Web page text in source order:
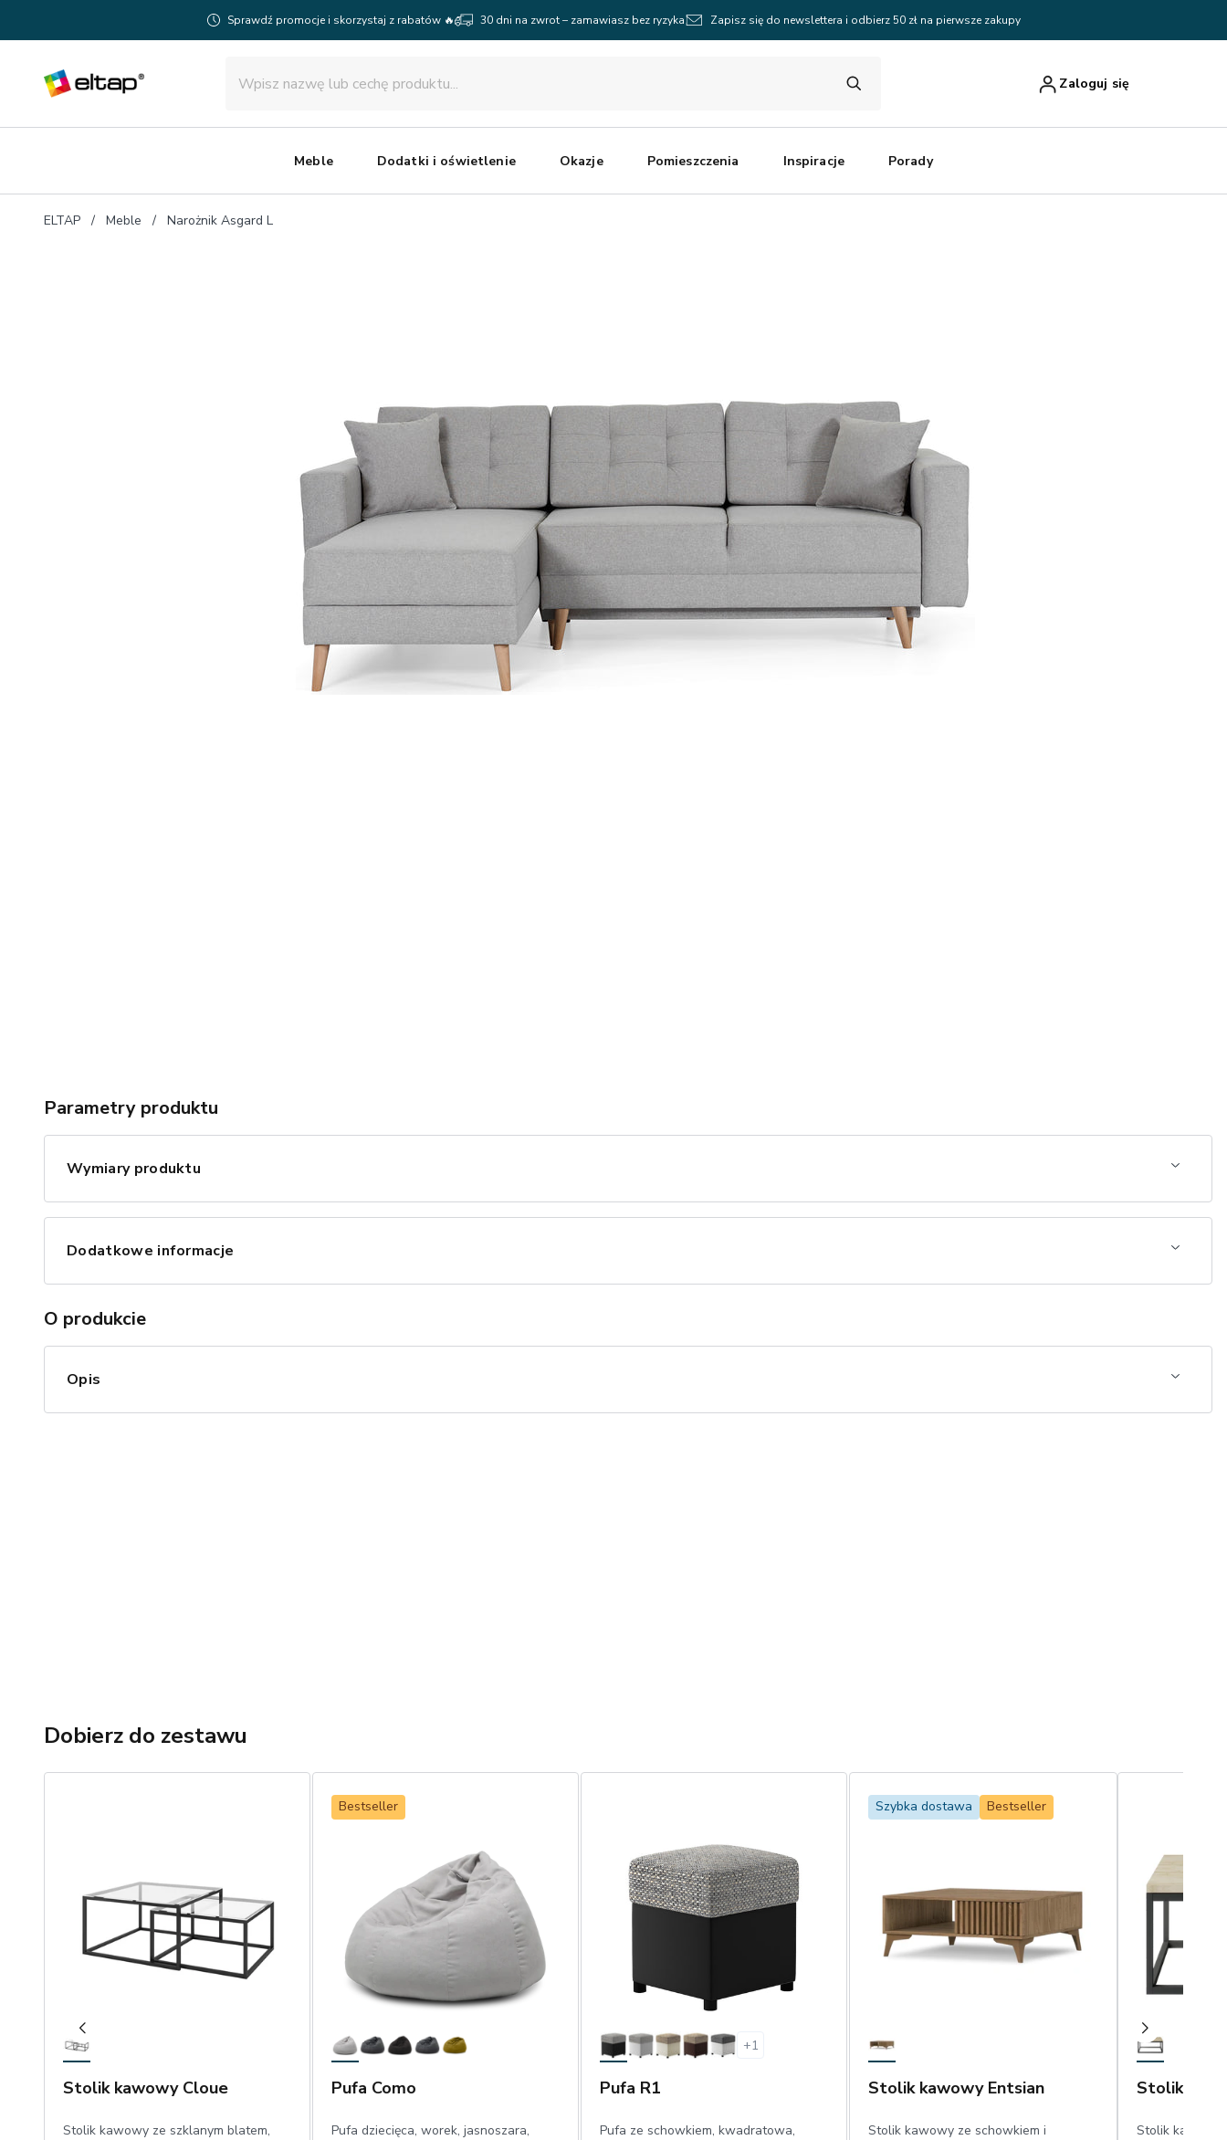
Sprawdź promocje i skorzystaj z rabatów 🔥 30 dni na zwrot – zamawiasz bez ryzyka Zapisz się do newslettera i odbierz 50 zł na pierwsze zakupy
Zaloguj się
Meble Dodatki i oświetlenie Okazje Pomieszczenia Inspiracje Porady
ELTAP Meble Narożnik Asgard L
Parametry produktu
Wymiary produktu
Dodatkowe informacje
O produkcie
Opis
Dobierz do zestawu
Stolik kawowy Cloue
Stolik kawowy ze szklanym blatem,
Bestseller
Pufa Como
Pufa dziecięca, worek, jasnoszara,
+1
Pufa R1
Pufa ze schowkiem, kwadratowa,
Szybka dostawa Bestseller
Stolik kawowy Entsian
Stolik kawowy ze schowkiem i
Stolik
Stolik kawowy